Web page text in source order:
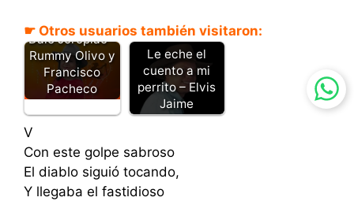
☛ Otros usuarios también visitaron:
Dale Joropiao -
Rummy Olivo y
Francisco
Pacheco
Le eche el
cuento a mi
perrito – Elvis
Jaime
V
Con este golpe sabroso
El diablo siguió tocando,
Y llegaba el fastidioso